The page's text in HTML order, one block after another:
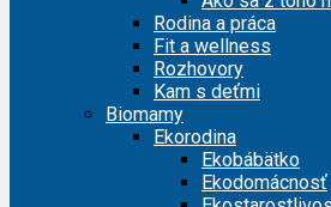
Rodina a práca
Fit a wellness
Rozhovory
Kam s deťmi
Biomamy
Ekorodina
Ekobábätko
Ekodomácnosť